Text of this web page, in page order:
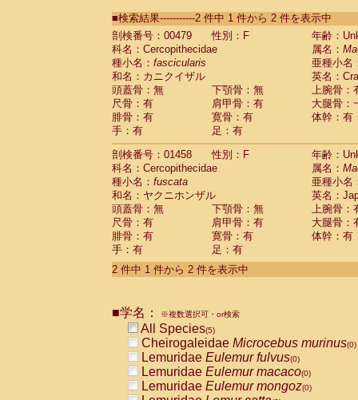
CebidaeSaguinus labiatus(0)
Cebidae Saguinus leucopus (0)
CebidaeSaguinus midas
CebidaeSaguinus mystax
CebidaeSaguinus nigricollis (1)
Cebidae Saguinus oedipus
Cebidae Saguinus weddelli
Cebidae Saguinusspp.
Cebidae Aotus trivirgatus
Cebidae Cebus albifrons
CebidaeCebus apella
Cebidae
CebidaeCebus nigrivittatus
Cebidae Cebusspp.(0)
Cebidae Saimiri boliviensis
Cebidae Saimiri sciureus
Atelidae Alouatta caraya
AtelidaeAlouatta fusca
AtelidaeAlouatta seniculus
AtelidaeAteles belzebuth
AtelidaeAteles geoffroyi
AtelidaeAteles paniscus(0)
AtelidaeAtelesspp. (0)
AtelidaeLagothrix lagothricha
AtelidaeLagothrix lagothricha cana
PitheciidaeCacajao calvus
■検索結果-----------2 件中 1 件から 2 件を表示中
剖検番号：00479
性別：F
年齢：
科名：Cercopithecidae
属名：
種小名： fascicularis
亜種小名
和名：カニクイザル
英名：
頭蓋骨：無
下顎骨：無
上腕骨：
尺骨：有
肩甲骨：有
大腿骨：
腓骨：有
寛骨：有
体幹：有
手：有
足：有
剖検番号：01458
性別：F
年齢：
科名：Cercopithecidae
属名：
種小名： fuscata
亜種小名
和名：ヤクニホンザル
英名：
頭蓋骨：無
下顎骨：無
上腕骨：
尺骨：有
肩甲骨：有
大腿骨：
腓骨：有
寛骨：有
体幹：有
手：有
足：有
2 件中 1 件から 2 件を表示中
■学名： ※複数選択可・or検索
All Species(5)
Cheirogaleidae Microcebus murinus(0)
Lemuridae Eulemur fulvus(0)
Lemuridae Eulemur macaco(0)
Lemuridae Eulemur mongoz(0)